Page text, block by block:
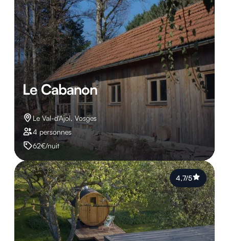
Le Cabanon
Le Val-d'Ajol, Vosges
4 personnes
62€/nuit
4,7/5